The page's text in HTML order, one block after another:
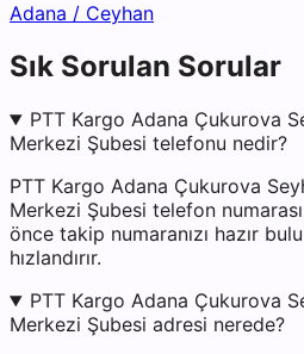
Adana / Ceyhan
Sık Sorulan Sorular
PTT Kargo Adana Çukurova
Merkezi Şubesi telefonu nedir?
PTT Kargo Adana Çukurova
Merkezi Şubesi telefon
önce takip numaranızı hazır
hızlandırır.
PTT Kargo Adana Çukurova
Merkezi Şubesi adresi nerede?